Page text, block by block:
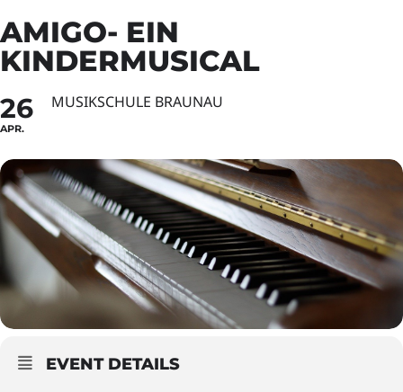
AMIGO- EIN
KINDERMUSICAL
26
APR.
MUSIKSCHULE BRAUNAU
EVENT DETAILS